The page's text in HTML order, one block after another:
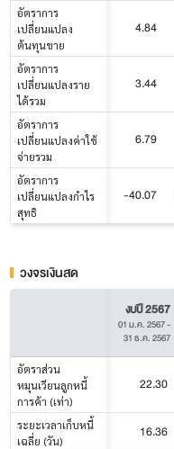
อัตราการ
เปลี่ยนแปลง
ต้นทุนขาย
4.84
อัตราการ
เปลี่ยนแปลงราย
ได้รวม
3.44
อัตราการ
เปลี่ยนแปลงค่าใช้
จ่ายรวม
6.79
อัตราการ
เปลี่ยนแปลงกำไร
สุทธิ
-40.07
วงจรเงินสด
งบปี 2567
01 ม.ค. 2567-
31 ธ.ค. 2567
อัตราส่วน
หมุนเวียนลูกหนี้
การค้า (เท่า)
22.30
ระยะเวลาเก็บหนี้
เฉลี่ย (วัน)
16.36